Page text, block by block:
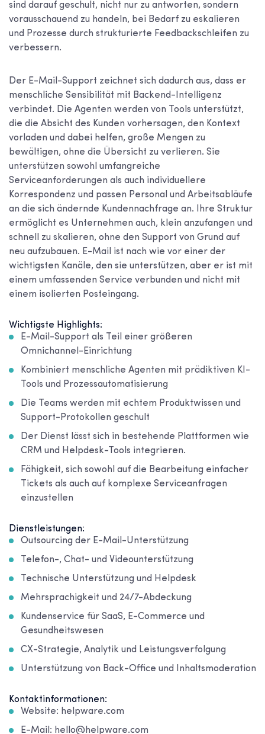
sind darauf geschult, nicht nur zu antworten, sondern
vorausschauend zu handeln, bei Bedarf zu eskalieren
und Prozesse durch strukturierte Feedbackschleifen zu
verbessern.
Der E-Mail-Support zeichnet sich dadurch aus, dass er
menschliche Sensibilität mit Backend-Intelligenz
verbindet. Die Agenten werden von Tools unterstützt,
die die Absicht des Kunden vorhersagen, den Kontext
vorladen und dabei helfen, große Mengen zu
bewältigen, ohne die Übersicht zu verlieren. Sie
unterstützen sowohl umfangreiche
Serviceanforderungen als auch individuellere
Korrespondenz und passen Personal und Arbeitsabläufe
an die sich ändernde Kundennachfrage an. Ihre Struktur
ermöglicht es Unternehmen auch, klein anzufangen und
schnell zu skalieren, ohne den Support von Grund auf
neu aufzubauen. E-Mail ist nach wie vor einer der
wichtigsten Kanäle, den sie unterstützen, aber er ist mit
einem umfassenden Service verbunden und nicht mit
einem isolierten Posteingang.
Wichtigste Highlights:
E-Mail-Support als Teil einer größeren
Omnichannel-Einrichtung
Kombiniert menschliche Agenten mit prädiktiven KI-
Tools und Prozessautomatisierung
Die Teams werden mit echtem Produktwissen und
Support-Protokollen geschult
Der Dienst lässt sich in bestehende Plattformen wie
CRM und Helpdesk-Tools integrieren.
Fähigkeit, sich sowohl auf die Bearbeitung einfacher
Tickets als auch auf komplexe Serviceanfragen
einzustellen
Dienstleistungen:
Outsourcing der E-Mail-Unterstützung
Telefon-, Chat- und Videounterstützung
Technische Unterstützung und Helpdesk
Mehrsprachigkeit und 24/7-Abdeckung
Kundenservice für SaaS, E-Commerce und
Gesundheitswesen
CX-Strategie, Analytik und Leistungsverfolgung
Unterstützung von Back-Office und Inhaltsmoderation
Kontaktinformationen:
Website: helpware.com
E-Mail: hello@helpware.com